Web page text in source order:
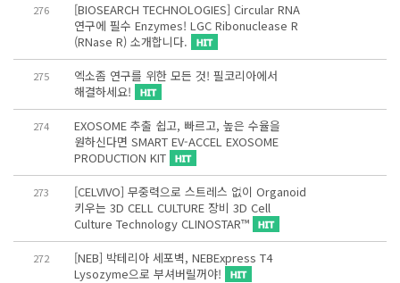
276
[BIOSEARCH TECHNOLOGIES] Circular RNA
연구에 필수 Enzymes! LGC Ribonuclease R
(RNase R) 소개합니다.
275
엑소좀 연구를 위한 모든 것! 필코리아에서
해결하세요!
274
EXOSOME 추출 쉽고, 빠르고, 높은 수율을
원하신다면 SMART EV-ACCEL EXOSOME
PRODUCTION KIT
273
[CELVIVO] 무중력으로 스트레스 없이 Organoid
키우는 3D CELL CULTURE 장비 3D Cell
Culture Technology CLINOSTAR™
272
[NEB] 박테리아 세포벽, NEBExpress T4
Lysozyme으로 부셔버릴꺼야!